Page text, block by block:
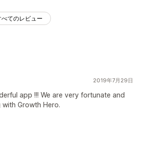
べてのレビュー
2019年7月29日
app !!! We are very fortunate and
Growth Hero.